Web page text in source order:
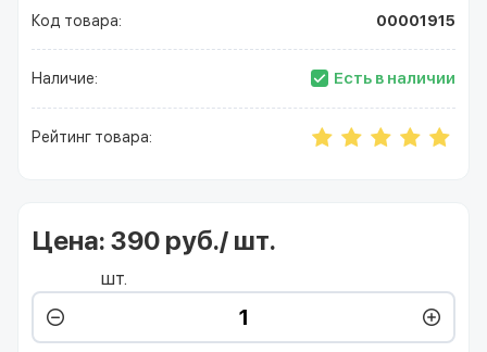
Код товара: 00001915
Наличие: Есть в наличии
Рейтинг товара:
Цена: 390 руб./ шт.
шт.